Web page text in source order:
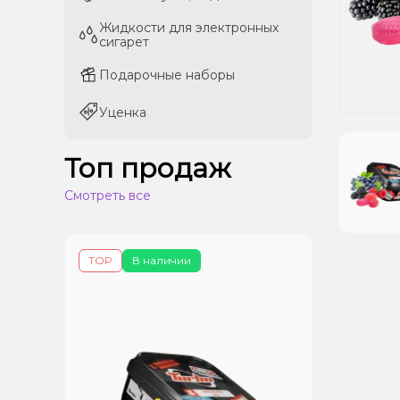
Жидкости для электронных
сигарет
Подарочные наборы
Уценка
Жидкости для электронных
сигарет
Подарочные наборы
Уценка
Топ продаж
Смотреть все
В наличии
TOP